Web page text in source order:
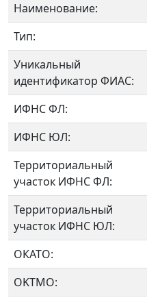
Наименование:
Тип:
Уникальный
идентификатор ФИАС:
ИФНС ФЛ:
ИФНС ЮЛ:
Территориальный
участок ИФНС ФЛ:
Территориальный
участок ИФНС ЮЛ:
ОКАТО:
OKTMO: